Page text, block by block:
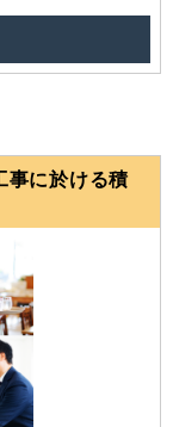
事に於ける積